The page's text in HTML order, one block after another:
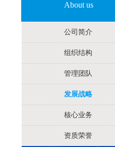
About us
公司简介
组织结构
管理团队
发展战略
核心业务
资质荣誉